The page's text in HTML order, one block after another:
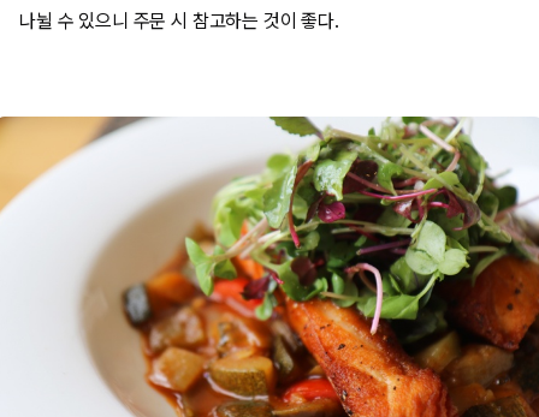
나뉠 수 있으니 주문 시 참고하는 것이 좋다.